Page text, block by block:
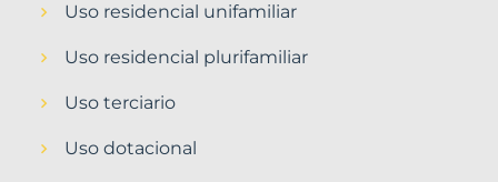
Uso residencial unifamiliar
Uso residencial plurifamiliar
Uso terciario
Uso dotacional